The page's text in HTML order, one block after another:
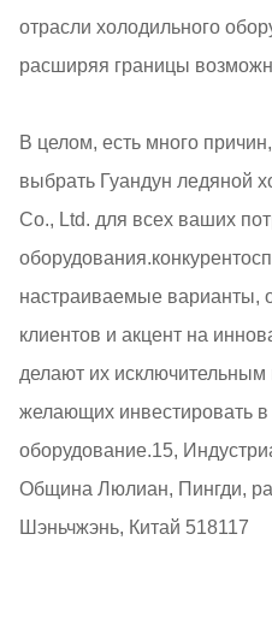
отрасли холодильного
расширяя границы
В целом, есть много
выбрать Гуандун ледяной
Co., Ltd. для всех ваших
настраиваемые варианты,
клиентов и акцент на
делают их
желающих инвестировать
оборудование.15,
Община Люлиан, Пингди,
Шэньчжэнь, Китай 518117